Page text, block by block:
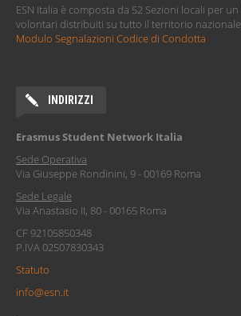
UNI Student Advisors x ESN Italia |
cos’è e come scriverlo al meglio
ESN Italia è l'acronimo di Erasmus Student
italiano del network
universitari il cui scopo è promuovere e
internazionali fra studenti, attraverso il principio
Students".
ESN Italia è composta da 52 Sezioni locali per un
volontari distribuiti su tutto il territorio nazionale.
Modulo Segnalazioni Codice di Condotta